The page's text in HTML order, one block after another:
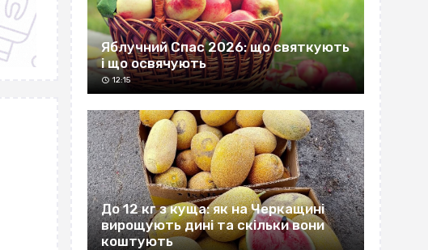
Яблучний Спас 2026: що святкують
і що освячують
12:15
До 12 кг з куща: як на Черкащині
вирощують дині та скільки вони
коштують